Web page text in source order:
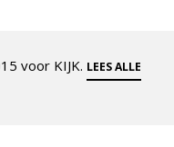
voor KIJK. LEES ALLE